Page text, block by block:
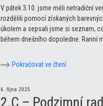
V pátek 3.10. jsme měli netradiční
rozdělili pomocí získaných
úkolem a sepsali jsme si seznam,
během dnešního dopoledne. Ranní
Pokračovat ve čtení
6. října 2025
2.C – Podzimní